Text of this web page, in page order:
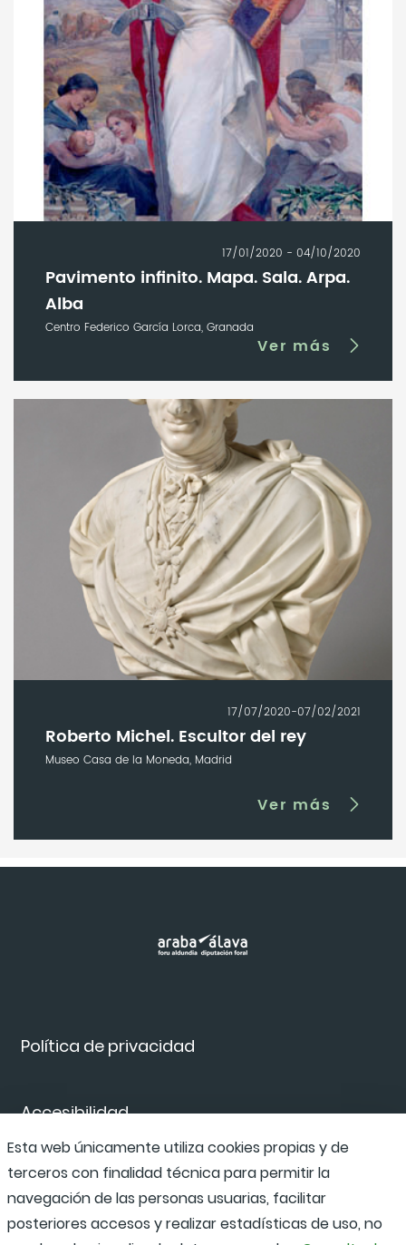
17/01/2020 - 04/10/2020
Pavimento infinito. Mapa. Sala. Arpa.
Alba
Centro Federico García Lorca, Granada
Ver más
17/07/2020-07/02/2021
Roberto Michel. Escultor del rey
Museo Casa de la Moneda, Madrid
Ver más
Política de privacidad
Accesibilidad
Canal de denuncias
Esta web únicamente utiliza cookies propias y de
terceros con finalidad técnica para permitir la
navegación de las personas usuarias, facilitar
posteriores accesos y realizar estadísticas de uso, no